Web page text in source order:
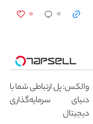
۰ ۰
والکس: پل ارتباطی شما با
دنیای سرمایه‌گذاری
دیجیتال